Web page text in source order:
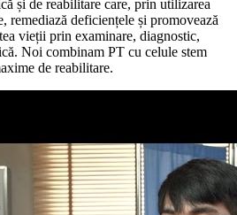
și de reabilitare care, prin utilizarea
remediază deficiențele și promovează
vieții prin examinare, diagnostic,
Noi combinam PT cu celule stem
de reabilitare.